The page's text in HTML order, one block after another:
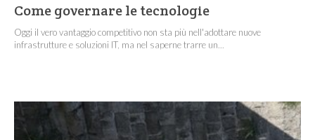
Come governare le tecnologie
Oggi il vero vantaggio competitivo non sta più nell'adottare nuove
infrastrutture e soluzioni IT, ma nel saperne trarre un...